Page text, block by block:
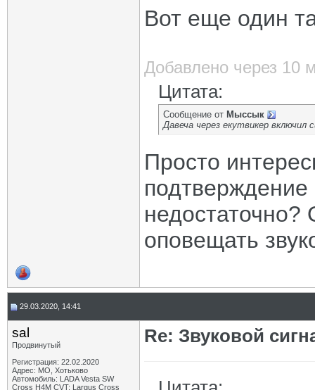
Вот еще один
Добавлено через 10
Цитата:
Сообщение от Мыссык
Давеча через екутвикер включил
Просто
подтверждение
недостаточно?
оповещать
29.03.2020, 14:41
sal
Продвинутый
Регистрация: 22.02.2020
Адрес: МО, Хотьково
Автомобиль: LADA Vesta SW
Cross H4M CVT; Largus Cross
Re: Звуковой